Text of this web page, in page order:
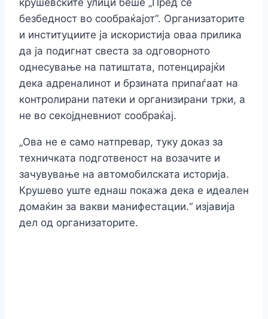
крушевските улици беше „Пред сè
безбедност во сообраќајот“. Организаторите
и институциите ја искористија оваа прилика
да ја подигнат свеста за одговорното
однесување на патиштата, потенцирајќи
дека адреналинот и брзината припаѓаат на
контролирани патеки и организирани трки, а
не во секојдневниот сообраќај.
„Ова не е само натпревар, туку доказ за
техничката подготвеност на возачите и
зачувување на автомобилската историја.
Крушево уште еднаш покажа дека е идеален
домаќин за вакви манифестации.“ изјавија
дел од организаторите.